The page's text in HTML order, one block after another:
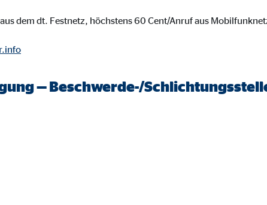
dem dt. Festnetz, höchstens 60 Cent/Anruf aus
— Beschwerde-/
Besuch unserer Webseite standardmäßig blockiert. Durch das